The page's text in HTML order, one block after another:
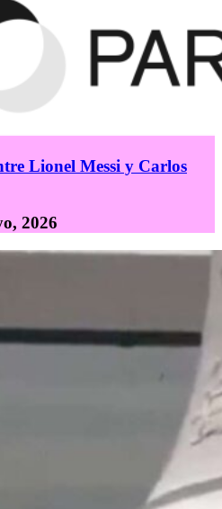
Lionel Messi y Carlos
2026